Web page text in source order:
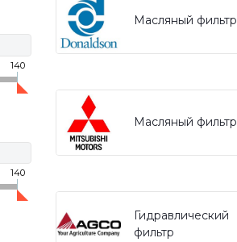
140
140
Масляный фильтр
Масляный фильтр
Гидравлический
фильтр